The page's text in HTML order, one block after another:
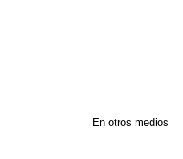
En otros medios